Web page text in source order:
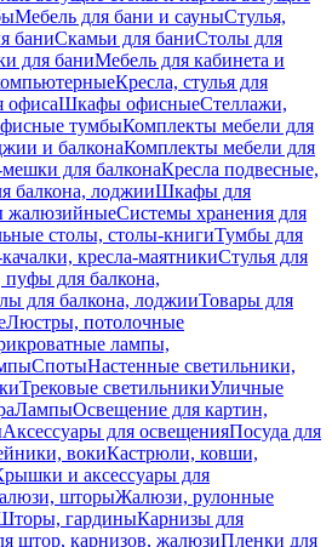
Мебель для бани и сауныСтулья,
баниСкамьи для баниСтолы для
для баниМебель для кабинета и
Кресла, стулья для
офисаШкафы офисныеСтеллажи,
тумбыКомплекты мебели для
и балконаКомплекты мебели для
для балконаКресла подвесные,
балкона, лоджииШкафы для
жалюзийныеСистемы хранения для
столы, столы-книгиТумбы для
кресла-маятникиСтулья для
пуфы для балкона,
для балкона, лоджииТовары для
Люстры, потолочные
лампы,
СпотыНастенные светильники,
Трековые светильникиУличные
ЛампыОсвещение для картин,
Аксессуары для освещенияПосуда для
вокиКастрюли, ковши,
и аксессуары для
шторыЖалюзи, рулонные
гардиныКарнизы для
штор, карнизов, жалюзиПленки для